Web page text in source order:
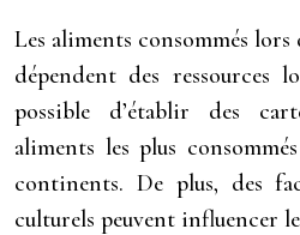
Les aliments consommés lors
dépendent des ressources
possible d’établir des
aliments les plus
continents. De plus, des
culturels peuvent influencer